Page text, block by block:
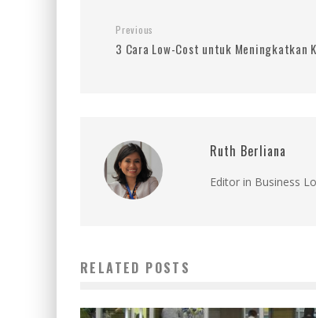
Previous
3 Cara Low-Cost untuk Meningkatkan
Ruth Berliana
Editor in Business
RELATED POSTS